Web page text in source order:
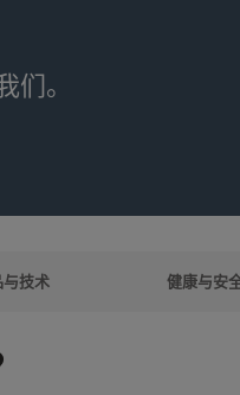
。
技术 健康与安